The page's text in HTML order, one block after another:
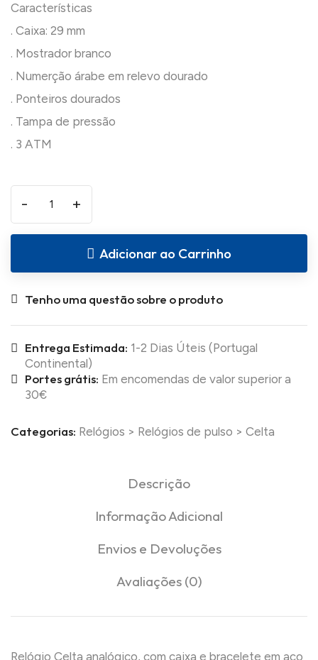
Características
. Caixa: 29 mm
. Mostrador branco
. Numerção árabe em relevo dourado
. Ponteiros dourados
. Tampa de pressão
- +
Adicionar ao Carrinho
Tenho uma questão sobre o produto
Entrega Estimada: 1-2 Dias Úteis (Portugal
Continental)
Portes grátis: Em encomendas de valor superior a
30€
Categorias: Relógios > Relógios de pulso > Celta
Descrição
Informação Adicional
Envios e Devoluções
Avaliações (0)
Relógio Celta analógico, com caixa e bracelete em aço